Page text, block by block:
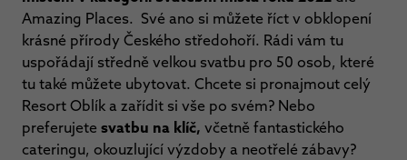
Amazing Places. Své ano si můžete říct v obklopení
krásné přírody Českého středohoří. Rádi vám tu
uspořádají středně velkou svatbu pro 50 osob, které
tu také můžete ubytovat. Chcete si pronajmout celý
Resort Oblík a zařídit si vše po svém? Nebo
preferujete svatbu na klíč, včetně fantastického
cateringu, okouzlující výzdoby a neotřelé zábavy?